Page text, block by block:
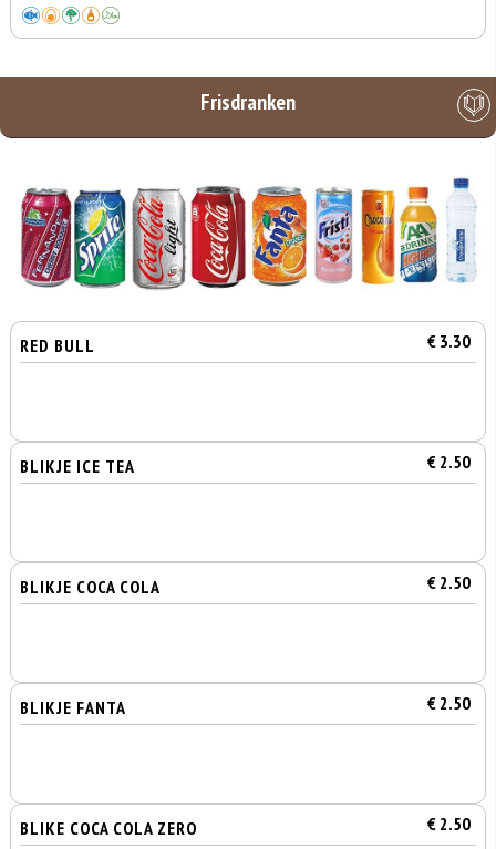
Frisdranken
RED BULL € 3.30
BLIKJE ICE TEA € 2.50
BLIKJE COCA COLA € 2.50
BLIKJE FANTA € 2.50
BLIKE COCA COLA ZERO € 2.50